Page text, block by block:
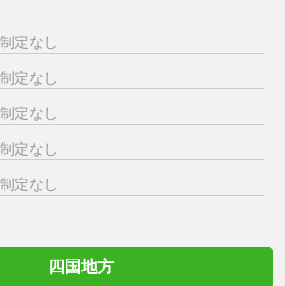
制定なし
制定なし
制定なし
制定なし
制定なし
四国地方